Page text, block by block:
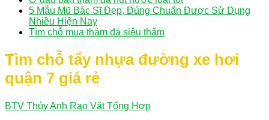
5 Mẫu Mũ Bác Sĩ Đẹp, Đúng Chuẩn Được Sử Dụng
Nhiều Hiện Nay
Tìm chỗ mua thảm đá siêu thấm
Tìm chỗ tẩy nhựa đường xe hơi
quận 7 giá rẻ
BTV Thúy Anh Rao Vặt Tổng Hợp